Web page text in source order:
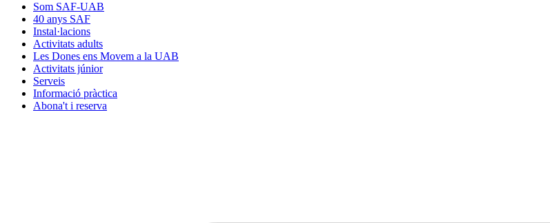
Som SAF-UAB
40 anys SAF
Instal·lacions
Activitats adults
Les Dones ens Movem a la UAB
Activitats júnior
Serveis
Informació pràctica
Abona't i reserva